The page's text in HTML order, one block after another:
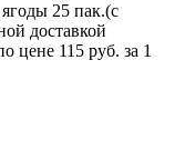
25 пак.(с
доставкой
цене 115 руб. за 1